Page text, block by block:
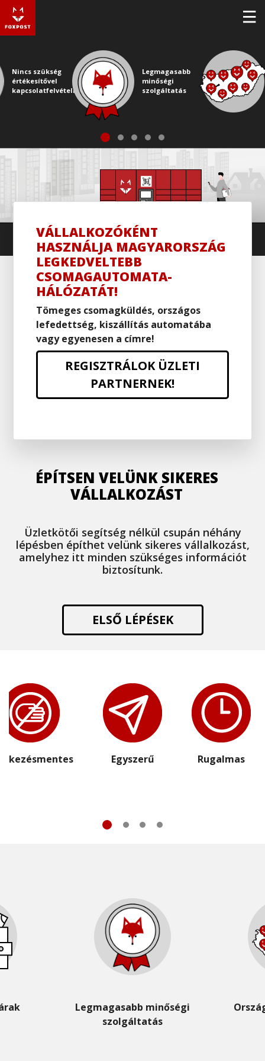
Nincs szükség
értékesítővel
kapcsolatfelvételre
Legmagasabb
minőségi
szolgáltatás
VÁLLALKOZÓKÉNT
HASZNÁLJA MAGYARORSZÁG
LEGKEDVELTEBB
CSOMAGAUTOMATA-
HÁLÓZATÁT!
Tömeges csomagküldés, országos
lefedettség, kiszállítás automatába
vagy egyenesen a címre!
REGISZTRÁLOK ÜZLETI
PARTNERNEK!
ÉPÍTSEN VELÜNK SIKERES
VÁLLALKOZÁST
Üzletkötői segítség nélkül csupán néhány
lépésben építhet velünk sikeres vállalkozást,
amelyhez itt minden szükséges információt
biztosítunk.
ELSŐ LÉPÉSEK
Egyszerű Rugalmas
Legmagasabb minőségi
szolgáltatás